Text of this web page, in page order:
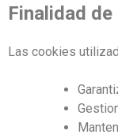
Finalidad
Las cookies